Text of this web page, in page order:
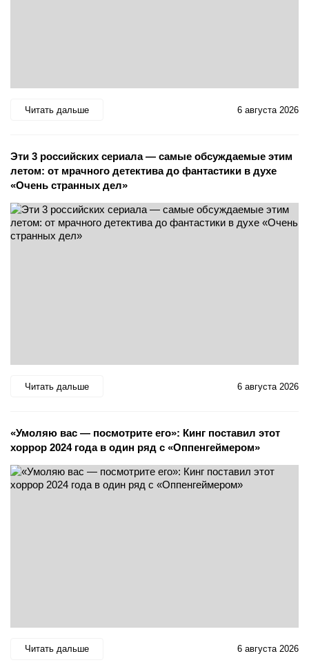
Читать дальше 6 августа 2026
Эти 3 российских сериала — самые обсуждаемые этим
летом: от мрачного детектива до фантастики в духе
«Очень странных дел»
Читать дальше 6 августа 2026
«Умоляю вас — посмотрите его»: Кинг поставил этот
хоррор 2024 года в один ряд с «Оппенгеймером»
Читать дальше 6 августа 2026